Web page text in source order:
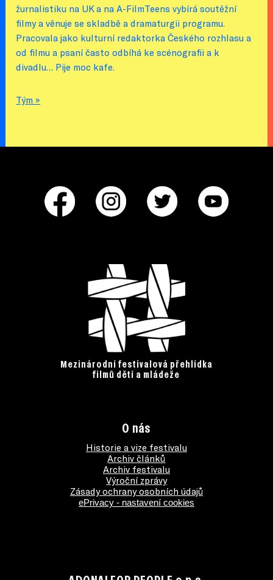
žurnalistiku na UK a na A-FilmTeens vybírá soutěžní
filmy a věnuje se skladbě a dramaturgii programu.
Pracovala jako kulturní redaktorka Českého rozhlasu a
od filmu a psaní často odbíhá ke scénografii a k
divadlu… Pije moc kafe.
Tým »
Mezinárodní festivalová přehlídka
filmů dětí a mládeže
O nás
Historie a vize festivalu
Archiv článků
Archiv festivalu
Výroční zprávy
Zásady ochrany osobních údajů
ePrivacy - nastavení cookies